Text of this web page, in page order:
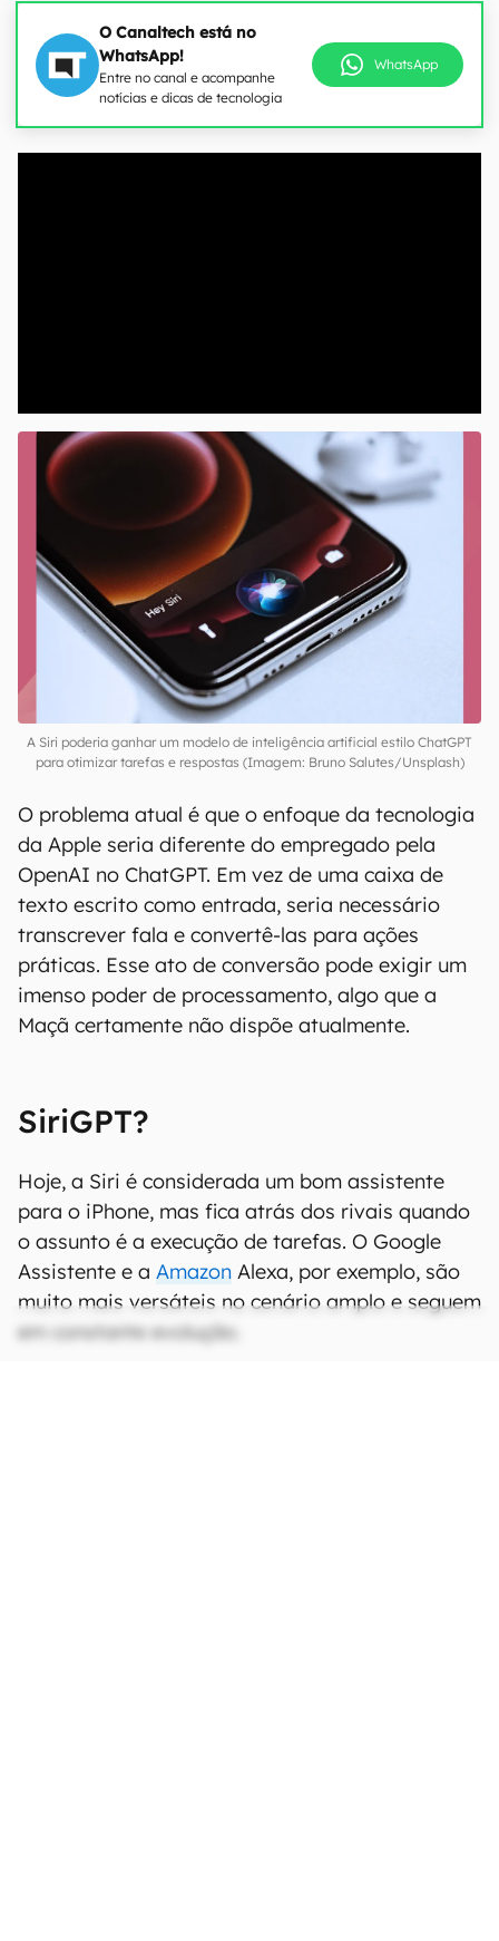
O Canaltech está no
WhatsApp!
Entre no canal e acompanhe
notícias e dicas de tecnologia
WhatsApp
A Siri poderia ganhar um modelo de inteligência artificial estilo ChatGPT
para otimizar tarefas e respostas (Imagem: Bruno Salutes/Unsplash)
O problema atual é que o enfoque da tecnologia
da Apple seria diferente do empregado pela
OpenAI no ChatGPT. Em vez de uma caixa de
texto escrito como entrada, seria necessário
transcrever fala e convertê-las para ações
práticas. Esse ato de conversão pode exigir um
imenso poder de processamento, algo que a
Maçã certamente não dispõe atualmente.
SiriGPT?
Hoje, a Siri é considerada um bom assistente
para o iPhone, mas fica atrás dos rivais quando
o assunto é a execução de tarefas. O Google
Assistente e a Amazon Alexa, por exemplo, são
muito mais versáteis no cenário amplo e seguem
em constante evolução.